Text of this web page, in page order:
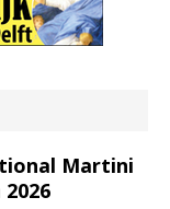
Martini